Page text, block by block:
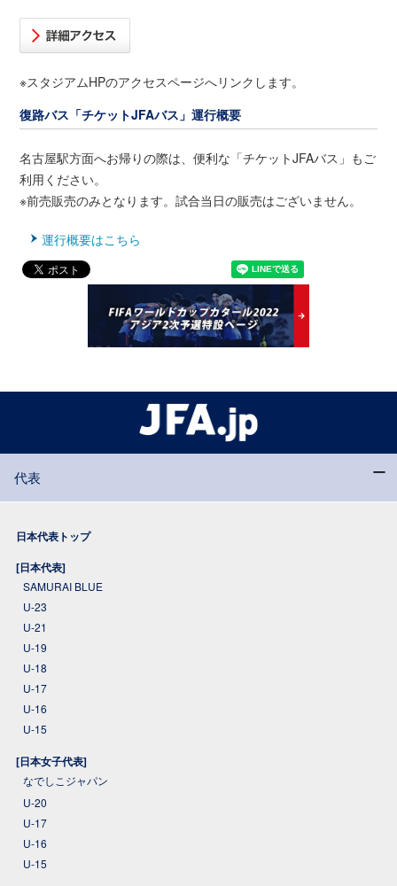
※スタジアムHPのアクセスページへリンクします。
復路バス「チケットJFAバス」運行概要
名古屋駅方面へお帰りの際は、便利な「チケットJFAバス」もご
利用ください。
※前売販売のみとなります。試合当日の販売はございません。
運行概要はこちら
代表
日本代表トップ
[日本代表]
SAMURAI BLUE
U-23
U-21
U-19
U-18
U-17
U-16
U-15
[日本女子代表]
なでしこジャパン
U-20
U-17
U-16
U-15